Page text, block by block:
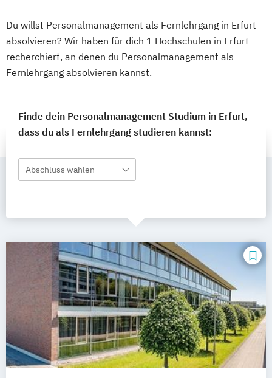
Du willst Personalmanagement als Fernlehrgang in Erfurt
absolvieren? Wir haben für dich 1 Hochschulen in Erfurt
recherchiert, an denen du Personalmanagement als
Fernlehrgang absolvieren kannst.
Finde dein Personalmanagement Studium in Erfurt,
dass du als Fernlehrgang studieren kannst:
Abschluss wählen